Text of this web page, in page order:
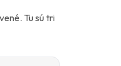
Tu sú tri